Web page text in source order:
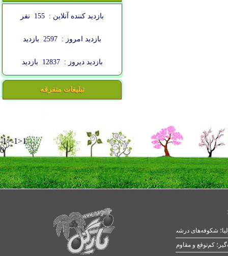
بازدید کننده آنلاین : 155 نفر
بازدید امروز : 2597 بازدید
بازدید دیروز : 12837 بازدید
تبلیغات متفرقه
-1>-1>1
0
شکوفه‌های درشت در بهار